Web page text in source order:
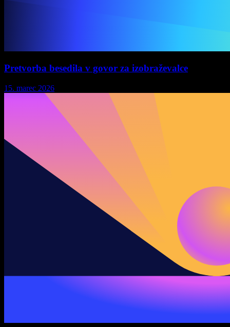
Pretvorba besedila v govor za izobraževalce
15. marec 2026